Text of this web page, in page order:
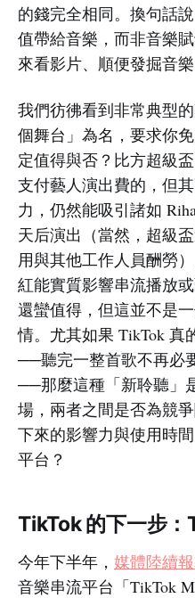
的錢完全相同。換句話
值帶給音樂，而非音樂
來看影片、順便發掘音樂
我們彷彿看到非常典型
個舞台」為名，要求你
定值得與否？比方超級
支付藝人演出費的，但
力，仍然能吸引諸如
天后演出（當然，超級
用與其他工作人員酬勞
紅能實質影響串流播放
還蠻值得，但這並不是
情。尤其如果 TikTok 真
──聽完一整首歌不再必
──那麼這種「新聆聽」
場，兩者之間是否為競
下來的影響力與使用時
平台？
TikTok 的下一步
今年下半年， 媒體陸續
音樂串流平台「TikTok